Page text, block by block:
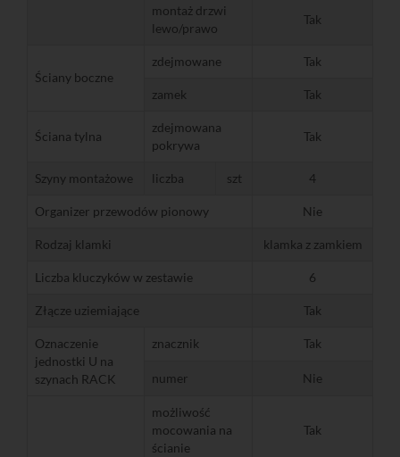
montaż drzwi
lewo/prawo
Tak
Ściany boczne
zdejmowane Tak
zamek Tak
Ściana tylna
zdejmowana
pokrywa
Tak
Szyny montażowe liczba szt 4
Organizer przewodów pionowy Nie
Rodzaj klamki klamka z zamkiem
Liczba kluczyków w zestawie 6
Złącze uziemiające Tak
Oznaczenie
jednostki U na
szynach RACK
znacznik Tak
numer Nie
możliwość
mocowania na
ścianie
Tak